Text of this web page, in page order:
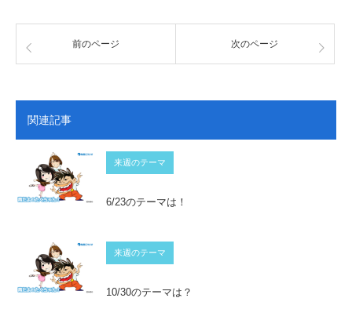
前のページ 次のページ
関連記事
来週のテーマ
6/23のテーマは！
来週のテーマ
10/30のテーマは？